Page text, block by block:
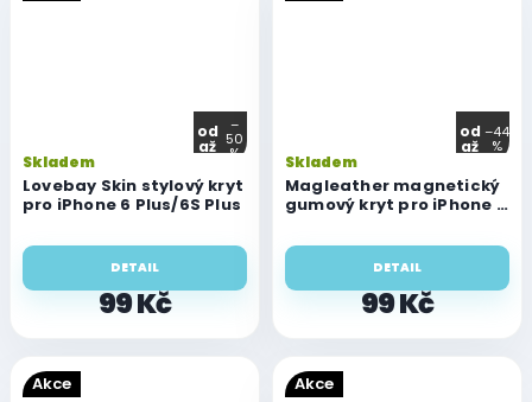
od
až
–
50
%
Lovebay Skin stylový kryt
pro iPhone 6 Plus/6S Plus
Průměrné
hodnocení
produktu
5,0
Skladem
99 Kč
DETAIL
od
až
–44
%
Magleather magnetický
gumový kryt pro iPhone 6
Skladem
99 Kč
DETAIL
Akce Akce